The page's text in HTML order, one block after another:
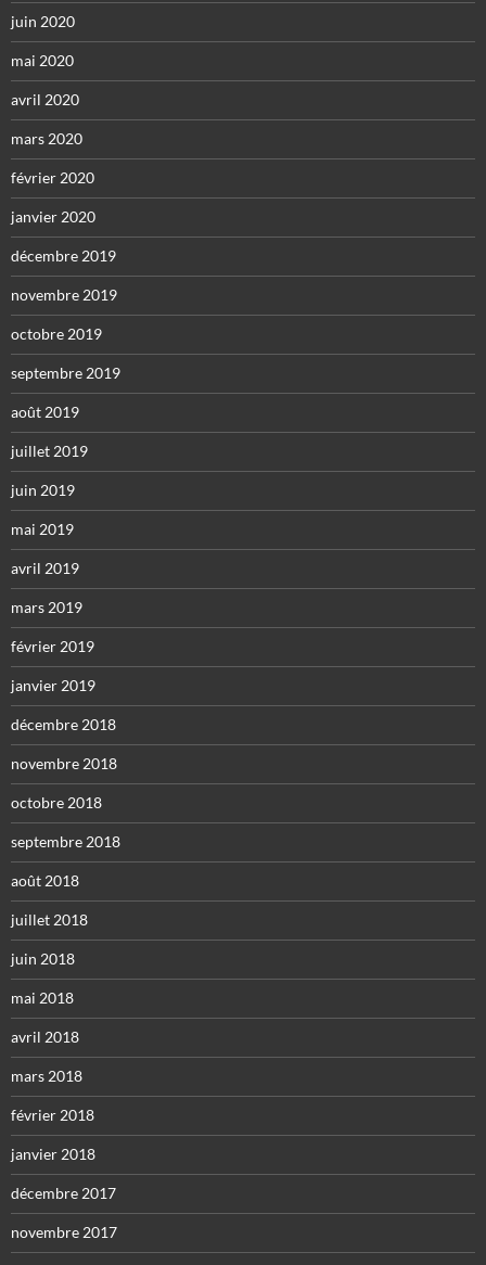
juin 2020
mai 2020
avril 2020
mars 2020
février 2020
janvier 2020
décembre 2019
novembre 2019
octobre 2019
septembre 2019
août 2019
juillet 2019
juin 2019
mai 2019
avril 2019
mars 2019
février 2019
janvier 2019
décembre 2018
novembre 2018
octobre 2018
septembre 2018
août 2018
juillet 2018
juin 2018
mai 2018
avril 2018
mars 2018
février 2018
janvier 2018
décembre 2017
novembre 2017